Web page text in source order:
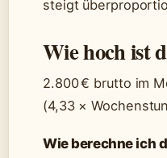
steigt
Wie hoch ist
2.800 € brutto im
(4,33 ×
Wie berechne ich